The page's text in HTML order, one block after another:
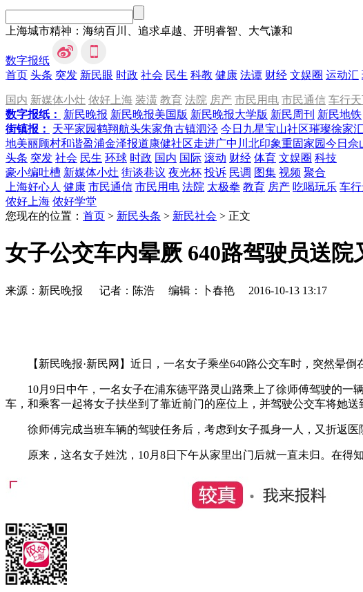
上海城市精神：海纳百川、追求卓越、开明睿智、大气谦和
数字报纸
首页 头条 突发 新民眼 时政 社会 民生 科教 健康 法谭 财经 文娱圈 运动汇
国内 新媒体小灶 侬好上海 装潢 教育 法院 房产 市民用电 市民通信 车行
数字报纸：
新民晚报 新民晚报美国版 新民晚报大学版 新民周刊 新民地铁
街镇报：
天平家园鹤翔航头朱家角古镇泗泾 今日九星宝山社区璀璨徐家汇
地美丽顾村和谐盈浦金泽报道康健社区走进广中 川北印象重固家园今日佘
头条 突发 社会 民生 环球 时政 国内 国际 滚动 财经 体育 文娱圈 科技
豪小编吐槽 新媒体小灶 街谈巷议 夜光杯 投诉 民调 图集 视频 聚合
上海好心人 健康 市民通信 市民用电 法院 太极拳 教育 房产 吃喝玩乐 车
侬好上海 侬好学堂
您现在的位置： 首页 > 新民头条 > 新民社会 > 正文
女子公交车内晕厥 640路驾驶员送院
来源：新民晚报 记者： 陈浩 编辑： 卜春艳 2016-10-13 13:17
【新民晚报·新民网】近日，一名女子乘坐640路公交车时，突然晕倒
10月9日中午，一名女子在浦东德平路灵山路乘上了徐师傅驾驶的一
车，和乘客一起将女子扶坐到了靠近前门的座位上，并驾驶公交车将她送
徐师傅完成当班车辆的驾驶任务后，考虑到女子孤身一人，又折返医
原来，这名女子姓沈，10月8日下午从家里出门后就一直未归。在得